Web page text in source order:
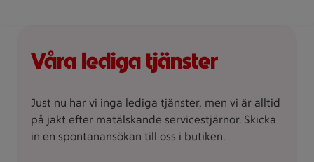
Våra lediga tjänster
Just nu har vi inga lediga tjänster, men vi är alltid
på jakt efter matälskande servicestjärnor. Skicka
in en spontanansökan till oss i butiken.